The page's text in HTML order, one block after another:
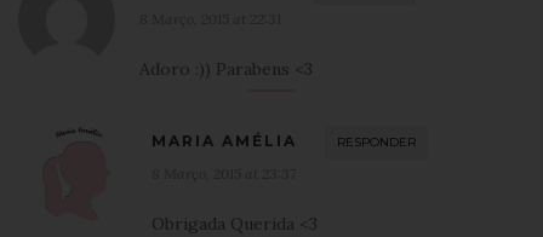
Adoro :)) Parabens <3
MARIA AMÉLIA RESPONDER
Obrigada Querida <3